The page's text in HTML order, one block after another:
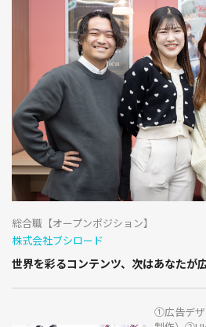
総合職【オープンポジション】
株式会社ブシロード
世界を彩るコンテンツ、次はあなたが
①広告デザ